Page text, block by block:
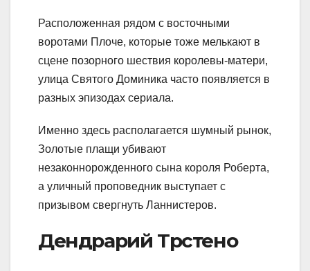
Расположенная рядом с восточными
воротами Плоче, которые тоже мелькают в
сцене позорного шествия королевы-матери,
улица Святого Доминика часто появляется в
разных эпизодах сериала.
Именно здесь располагается шумный рынок,
Золотые плащи убивают
незаконнорожденного сына короля Роберта,
а уличный проповедник выступает с
призывом свергнуть Ланнистеров.
Дендрарий Трстено